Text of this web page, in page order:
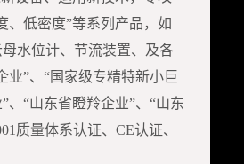
、低密度”等系列产品，如
水位计、节流装置、及各
”、“国家级专精特新小巨
、“山东省瞪羚企业”、“山东
质量体系认证、CE认证、